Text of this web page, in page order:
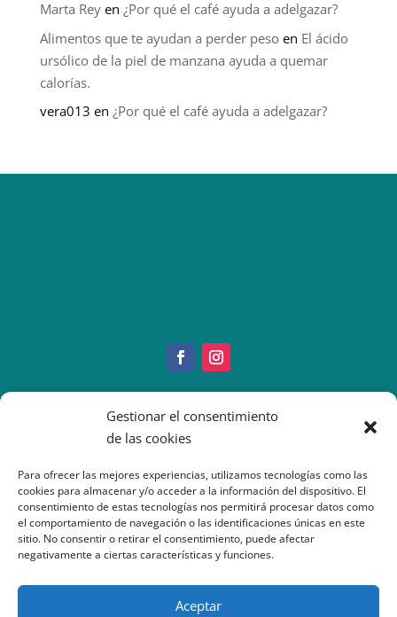
Gestionar el consentimiento
de las cookies
Para ofrecer las mejores experiencias, utilizamos tecnologías como las
cookies para almacenar y/o acceder a la información del dispositivo. El
consentimiento de estas tecnologías nos permitirá procesar datos como
el comportamiento de navegación o las identificaciones únicas en este
sitio. No consentir o retirar el consentimiento, puede afectar
negativamente a ciertas características y funciones.
Aceptar
Marta Reyen ¿Por qué el café ayuda a adelgazar?
Alimentos que te ayudan a perder pesoen El ácido
ursólico de la piel de manzana ayuda a quemar
calorías.
vera013 en ¿Por qué el café ayuda a adelgazar?
Copyright © 2022 IMEOInformación Paciente
Imeo. Aviso legal|Politica Cookies